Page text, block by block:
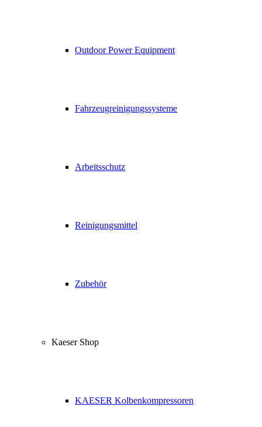
Outdoor Power Equipment
Fahrzeugreinigungssysteme
Arbeitsschutz
Reinigungsmittel
Zubehör
Kaeser Shop
KAESER Kolbenkompressoren